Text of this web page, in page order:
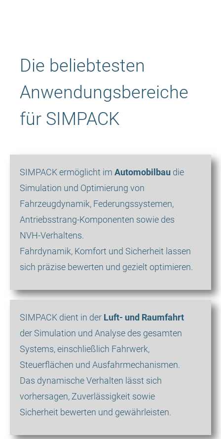
Die beliebtesten
Anwendungsbereiche
für SIMPACK
SIMPACK ermöglicht im Automobilbau die
Simulation und Optimierung von
Fahrzeugdynamik, Federungssystemen,
Antriebsstrang-Komponenten sowie des
NVH-Verhaltens.
Fahrdynamik, Komfort und Sicherheit lassen
sich präzise bewerten und gezielt optimieren.
SIMPACK dient in der Luft- und Raumfahrt
der Simulation und Analyse des gesamten
Systems, einschließlich Fahrwerk,
Steuerflächen und Ausfahrmechanismen.
Das dynamische Verhalten lässt sich
vorhersagen, Zuverlässigkeit sowie
Sicherheit bewerten und gewährleisten.